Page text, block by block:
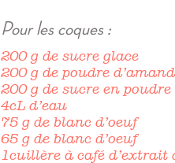
Pour les coques :
200 g de sucre glace
200 g de poudre
200 g de sucre en poudre
4cL d’eau
75 g de blanc d’oeuf
65 g de blanc d’oeuf
1cuillère à café d’extrait